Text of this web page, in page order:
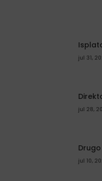
jul 31,
jul 28,
jul 10,